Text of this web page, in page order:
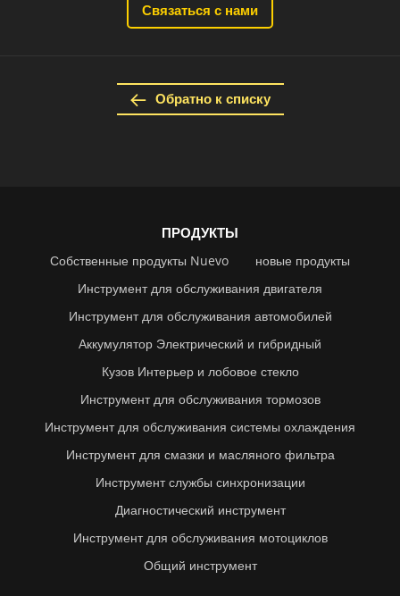
Связаться с нами
Обратно к списку
ПРОДУКТЫ
Собственные продукты Nuevo
новые продукты
Инструмент для обслуживания двигателя
Инструмент для обслуживания автомобилей
Аккумулятор Электрический и гибридный
Кузов Интерьер и лобовое стекло
Инструмент для обслуживания тормозов
Инструмент для обслуживания системы охлаждения
Инструмент для смазки и масляного фильтра
Инструмент службы синхронизации
Диагностический инструмент
Инструмент для обслуживания мотоциклов
Общий инструмент